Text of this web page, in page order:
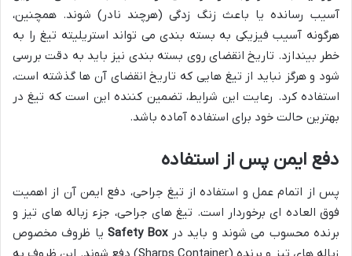
آسیب رسانده یا باعث زنگ زدگی (هرچند نادر) شوند. همچنین،
هرگونه آسیب فیزیکی به بسته بندی می تواند استریلیته تیغ را به
خطر بیندازد. تاریخ انقضای روی بسته بندی نیز باید به دقت بررسی
شود و هرگز نباید از تیغ هایی که تاریخ انقضای آن ها گذشته است،
استفاده کرد. رعایت این شرایط، تضمین کننده این است که تیغ در
بهترین حالت خود برای استفاده آماده باشد.
دفع ایمن پس از استفاده
پس از اتمام عمل و استفاده از تیغ جراحی، دفع ایمن آن از اهمیت
فوق العاده ای برخوردار است. تیغ های جراحی، جزء زباله های تیز و
برنده محسوب می شوند و باید درSafety Boxیا ظروف مخصوص